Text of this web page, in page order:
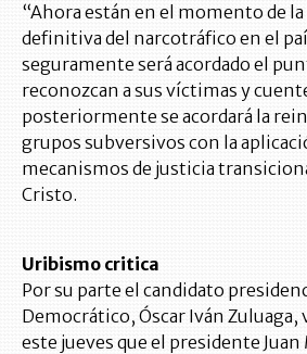
“Ahora están en el momento de
definitiva del narcotráfico en el
seguramente será acordado el
reconozcan a sus víctimas y
posteriormente se acordará la
grupos subversivos con la
mecanismos de justicia
Cristo.
Uribismo critica
Por su parte el candidato
Democrático, Óscar Iván
este jueves que el presidente